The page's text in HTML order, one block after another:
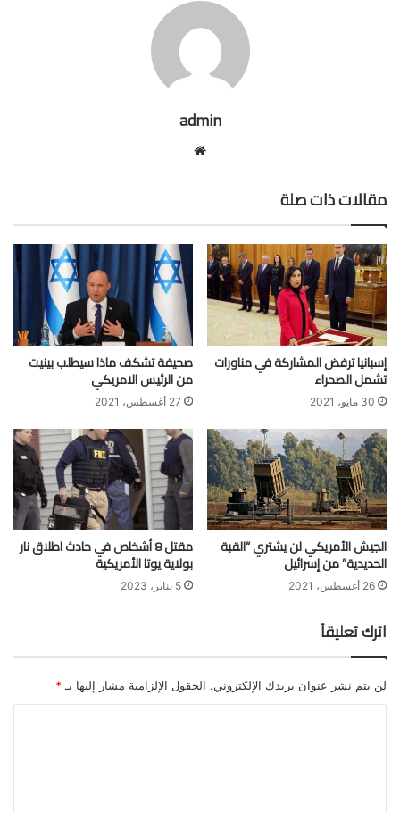
admin
مقالات ذات صلة
إسبانيا ترفض المشاركة في مناورات
تشمل الصحراء
30 مايو، 2021
صحيفة تشكف ماذا سيطلب بينيت
من الرئيس الامريكي
27 أغسطس، 2021
الجيش الأمريكي لن يشتري “القبة
الحديدية” من إسرائيل
26 أغسطس، 2021
مقتل 8 أشخاص في حادث اطلاق نار
بولاية يوتا الأمريكية
5 يناير، 2023
اترك تعليقاً
لن يتم نشر عنوان بريدك الإلكتروني. الحقول الإلزامية مشار إليها بـ *